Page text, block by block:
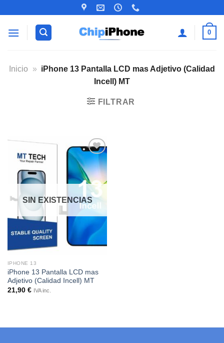
contenido
0
Inicio » iPhone 13 Pantalla LCD mas Adjetivo (Calidad
Incell) MT
FILTRAR
Añadir
a la
lista de
deseos
SIN EXISTENCIAS
IPHONE 13
iPhone 13 Pantalla LCD mas
Adjetivo (Calidad Incell) MT
21,90 € IVA inc.